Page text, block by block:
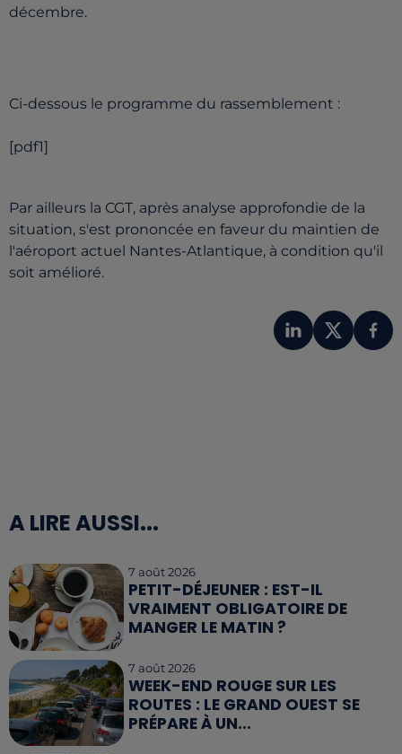
décembre.
Ci-dessous le programme du rassemblement :
[pdf1]
Par ailleurs la CGT, après analyse approfondie de la
situation, s'est prononcée en faveur du maintien de
l'aéroport actuel Nantes-Atlantique, à condition qu'il
soit amélioré.
A LIRE AUSSI...
7 août 2026
PETIT-DÉJEUNER : EST-IL
VRAIMENT OBLIGATOIRE DE
MANGER LE MATIN ?
7 août 2026
WEEK-END ROUGE SUR LES
ROUTES : LE GRAND OUEST SE
PRÉPARE À UN...